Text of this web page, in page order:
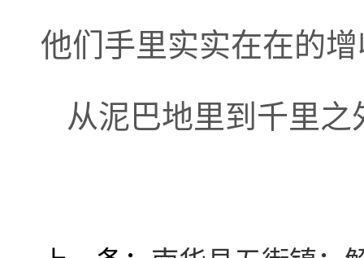
他们手里实实在在的
从泥巴地里到千里